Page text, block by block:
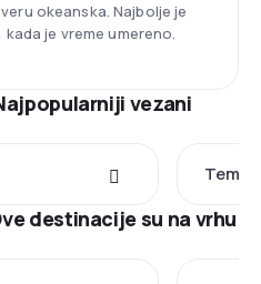
okeanska. Najbolje je
je vreme umereno.
vezani
destinacije su na vrhu